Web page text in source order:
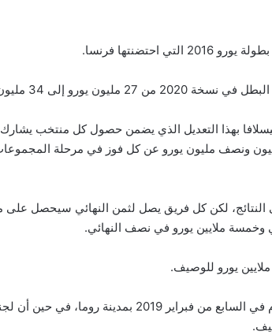
يورو إلى 34 مليون يورو.
بهذا التعديل الذي يضمن حصول كل منتخب
النتائج، لكن كل فريق يصل لثمن النهائي سيحصل على
ومن المقرر أن يجري (يويفا) اجتماع الكونجرس القادم في السابع من فبراير 2019 بمدينة